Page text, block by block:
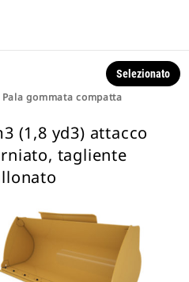
Pala gommata compatta
Selezionato
(1,8 yd3) attacco
tagliente